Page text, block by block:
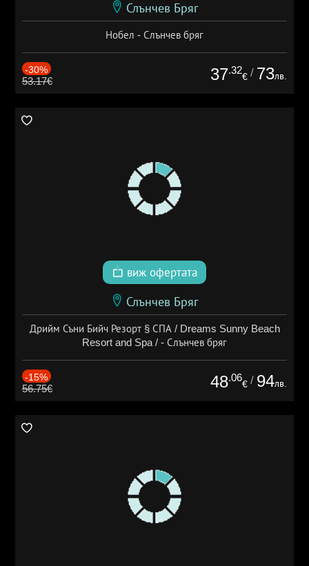
Слънчев Бряг
Нобел - Слънчев бряг
-30%
53.17€ 37.32
€ / 73лв.
виж офертата
Слънчев Бряг
Дрийм Съни Бийч Резорт § СПА / Dreams Sunny Beach
Resort and Spa / - Слънчев бряг
-15%
56.75€ 48.06
€ / 94лв.